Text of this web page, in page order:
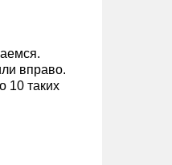
вправо.
10 таких